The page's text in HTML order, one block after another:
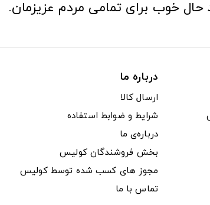
حال خوب برای تمامی مردم عزیزمان.
درباره ما
ارسال کالا
شرایط و ضوابط استفاده
درباره‌ی ما
بخش فروشندگان کولیس
مجوز های کسب شده توسط کولیس
تماس با ما